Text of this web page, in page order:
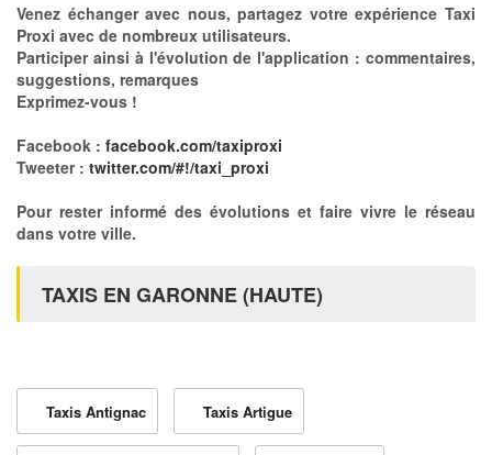
Venez échanger avec nous, partagez votre expérience Taxi
Proxi avec de nombreux utilisateurs.
Participer ainsi à l'évolution de l'application : commentaires,
suggestions, remarques
Exprimez-vous !
Facebook : facebook.com/taxiproxi
Tweeter : twitter.com/#!/taxi_proxi
Pour rester informé des évolutions et faire vivre le réseau
dans votre ville.
TAXIS EN GARONNE (HAUTE)
Taxis Antignac Taxis Artigue